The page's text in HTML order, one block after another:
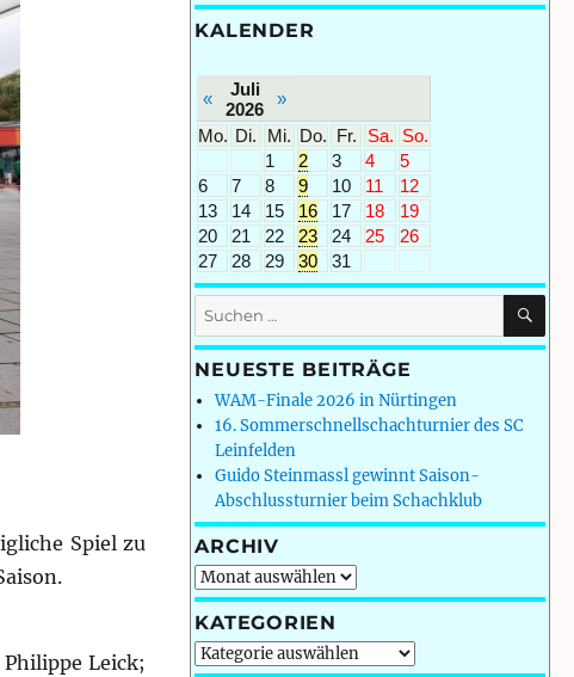
Spiel zu
Leick;
KALENDER
«
Juli
2026
»
Mo. Di. Mi. Do. Fr. Sa. So.
1
2 3 4
5
6
7 8 9 10 11
12
13
14 15 16 17 18
19
20
21 22 23 24 25
26
27
28 29 30 31
Suchen
nach:
NEUESTE BEITRÄGE
WAM-Finale 2026 in Nürtingen
16. Sommerschnellschachturnier des SC
Leinfelden
Guido Steinmassl gewinnt Saison-
Abschlussturnier beim Schachklub
ARCHIV
Archiv
KATEGORIEN
Kategorien